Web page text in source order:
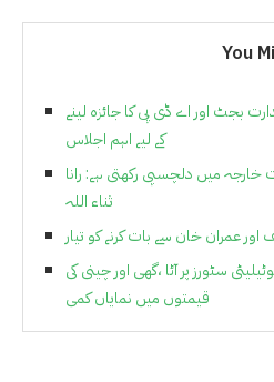
You
بجٹ اور اے ڈی پی کا جائزہ لینے
کے لیے اہم اجلاس
خارجہ میں دلچسپی رکھتی ہے: رانا
ثناء اللہ
عمران خان سے بات کرنے کو تیار
سٹورز پر آٹا ،گھی اور چینی کی
قیمتوں میں نمایاں کمی